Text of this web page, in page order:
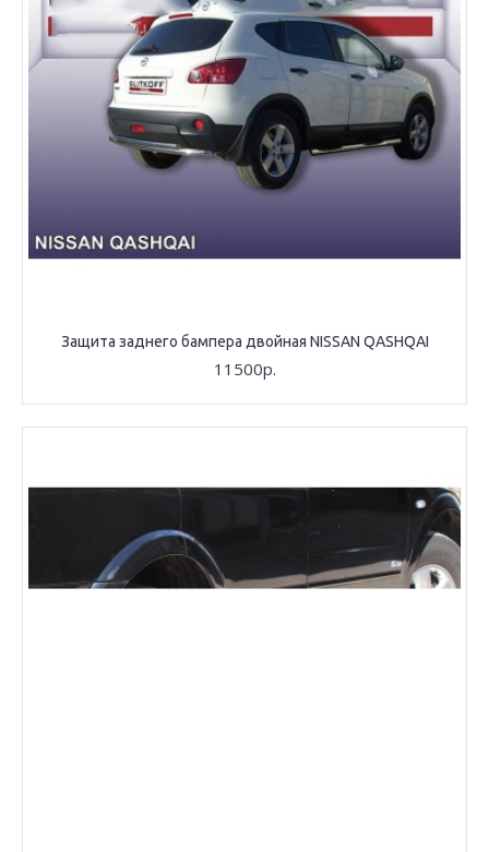
Защита заднего бампера двойная NISSAN QASHQAI
11500р.